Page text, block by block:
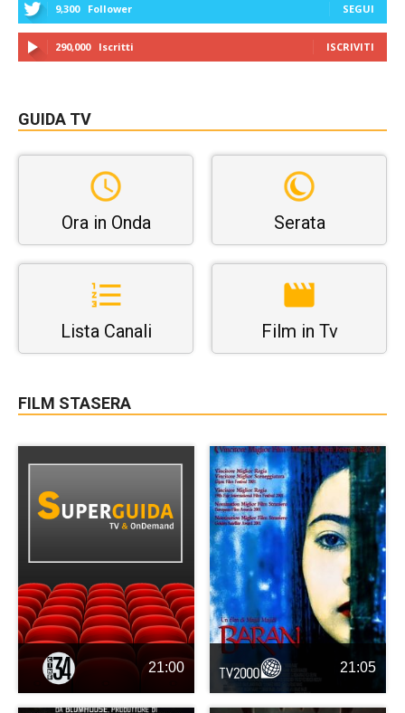
9,300 Follower SEGUI
290,000 Iscritti ISCRIVITI
GUIDA TV
Ora in Onda Serata
Lista Canali Film in Tv
FILM STASERA
21:00 21:05